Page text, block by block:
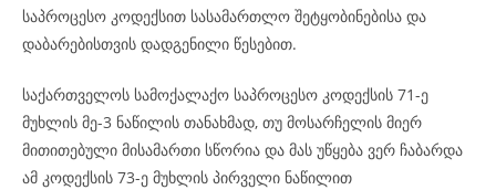
საპროცესო კოდექსით სასამართლო შეტყობინებისა და
დაბარებისთვის დადგენილი წესებით.
საქართველოს სამოქალაქო საპროცესო კოდექსის 71-ე
მუხლის მე-3 ნაწილის თანახმად, თუ მოსარჩელის მიერ
მითითებული მისამართი სწორია და მას უწყება ვერ ჩაბარდა
ამ კოდექსის 73-ე მუხლის პირველი ნაწილით